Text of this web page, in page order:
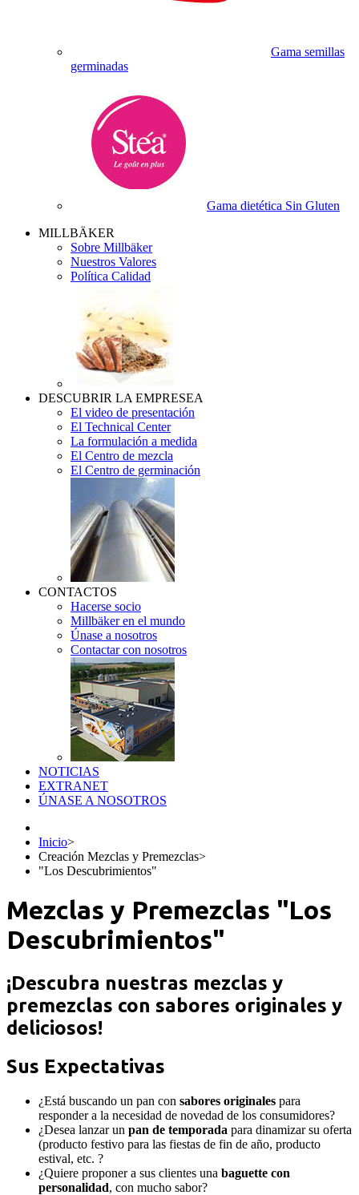
Gama semillas
germinadas
Gama dietética Sin Gluten
MILLBÄKER
Sobre Millbäker
Nuestros Valores
Política Calidad
DESCUBRIR LA EMPRESEA
El video de presentación
El Technical Center
La formulación a medida
El Centro de mezcla
El Centro de germinación
CONTACTOS
Hacerse socio
Millbäker en el mundo
Únase a nosotros
Contactar con nosotros
NOTICIAS
EXTRANET
ÚNASE A NOSOTROS
Inicio>
Creación Mezclas y Premezclas>
"Los Descubrimientos"
Mezclas y Premezclas "Los
Descubrimientos"
¡Descubra nuestras mezclas y
premezclas con sabores originales y
deliciosos!
Sus Expectativas
¿Está buscando un pan con sabores originales para
responder a la necesidad de novedad de los consumidores?
¿Desea lanzar un pan de temporada para dinamizar su oferta
(producto festivo para las fiestas de fin de año, producto
estival, etc. ?
¿Quiere proponer a sus clientes una baguette con
personalidad, con mucho sabor?